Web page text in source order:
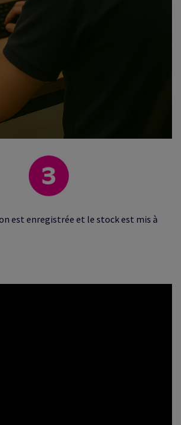
est enregistrée et le stock est mis à